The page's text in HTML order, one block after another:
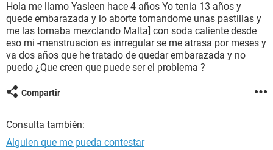
BIENESTAR
SEXUALIDAD
GLOSARIO
Hola me llamo Yasleen hace 4 años Yo tenia 13 años y
quede embarazada y lo aborte tomandome unas pastillas y
me las tomaba mezclando Malta] con soda caliente desde
eso mi -menstruacion es inrregular se me atrasa por meses y
va dos años que he tratado de quedar embarazada y no
puedo ¿Que creen que puede ser el problema ?
Compartir
Consulta también:
Alguien que me pueda contestar